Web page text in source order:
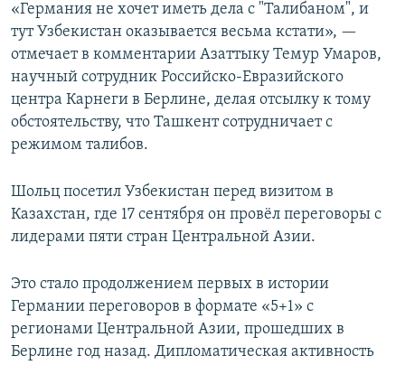
«Германия не хочет иметь дела с "Талибаном", и
тут Узбекистан оказывается весьма кстати», —
отмечает в комментарии Азаттыку Темур Умаров,
научный сотрудник Российско-Евразийского
центра Карнеги в Берлине, делая отсылку к тому
обстоятельству, что Ташкент сотрудничает с
режимом талибов.
Шольц посетил Узбекистан перед визитом в
Казахстан, где 17 сентября он провёл переговоры с
лидерами пяти стран Центральной Азии.
Это стало продолжением первых в истории
Германии переговоров в формате «5+1» с
регионами Центральной Азии, прошедших в
Берлине год назад. Дипломатическая активность